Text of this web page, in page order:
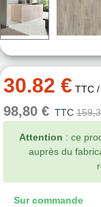
30.82 € TTC /
98,80 € TTC
Attention : ce
auprès du
Sur commande